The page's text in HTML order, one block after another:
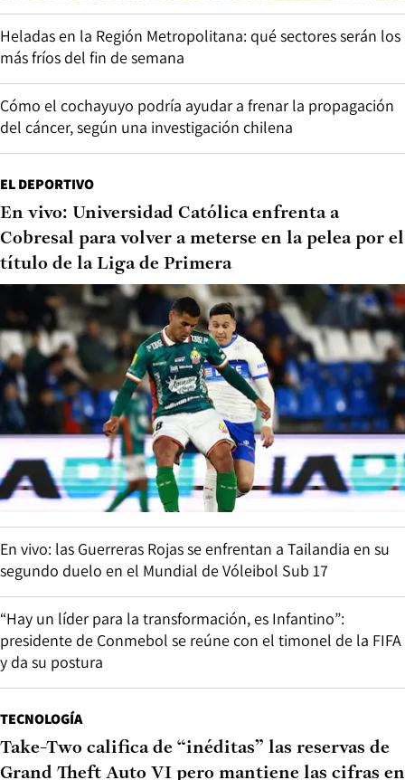
Heladas en la Región Metropolitana: qué sectores serán los
más fríos del fin de semana
Cómo el cochayuyo podría ayudar a frenar la propagación
del cáncer, según una investigación chilena
EL DEPORTIVO
En vivo: Universidad Católica enfrenta a
Cobresal para volver a meterse en la pelea por el
título de la Liga de Primera
En vivo: las Guerreras Rojas se enfrentan a Tailandia en su
segundo duelo en el Mundial de Vóleibol Sub 17
“Hay un líder para la transformación, es Infantino”:
presidente de Conmebol se reúne con el timonel de la FIFA
y da su postura
TECNOLOGÍA
Take-Two califica de “inéditas” las reservas de
Grand Theft Auto VI pero mantiene las cifras en